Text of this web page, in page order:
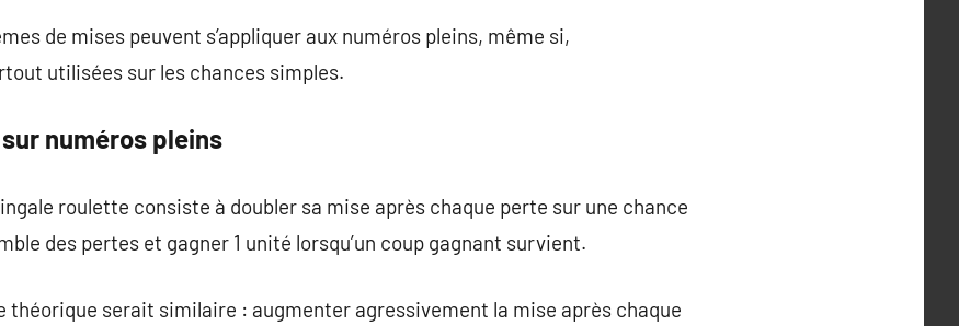
de mises peuvent s’appliquer aux numéros pleins, même si,
utilisées sur les chances simples.
numéros pleins
roulette consiste à doubler sa mise après chaque perte sur une chance
des pertes et gagner 1 unité lorsqu’un coup gagnant survient.
théorique serait similaire : augmenter agressivement la mise après chaque